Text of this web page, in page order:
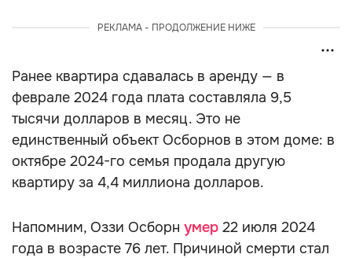
РЕКЛАМА - ПРОДОЛЖЕНИЕ НИЖЕ
Ранее квартира сдавалась в аренду — в
феврале 2024 года плата составляла 9,5
тысячи долларов в месяц. Это не
единственный объект Осборнов в этом доме: в
октябре 2024-го семья продала другую
квартиру за 4,4 миллиона долларов.
Напомним, Оззи Осборн умер 22 июля 2024
года в возрасте 76 лет. Причиной смерти стал